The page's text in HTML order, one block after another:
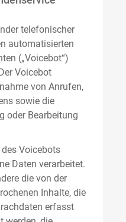
telefonischer
automatisierten
(„Voicebot“)
Voicebot
von Anrufen,
sowie die
oder Bearbeitung
Voicebots
Daten verarbeitet.
die von der
Inhalte, die
erfasst